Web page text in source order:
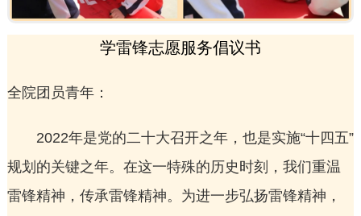
学雷锋志愿服务倡议书
全院团员青年：
2022年是党的二十大召开之年，也是实施“十四五”
规划的关键之年。在这一特殊的历史时刻，我们重温
雷锋精神，传承雷锋精神。为进一步弘扬雷锋精神，